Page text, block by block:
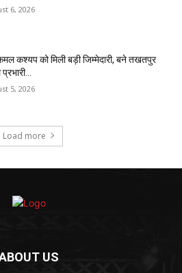
6, 2026
कश्यप को मिली बड़ी जिम्मेदारी, बने तखतपुर
5, 2026
Load more
US